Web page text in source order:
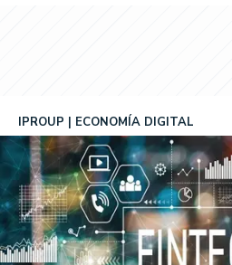
IPROUP ECONOMÍA DIGITAL